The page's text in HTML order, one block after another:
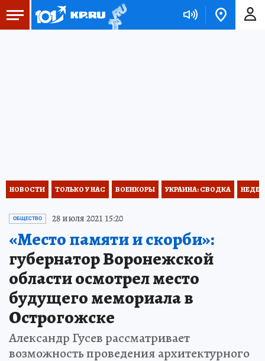
НОВОСТИ ТОЛЬКО У НАС ВОЕНКОРЫ УКРАИНА: СВОДКА
ОБЩЕСТВО 28 июля 2021 15:20
«Место памяти и скорби»:
губернатор Воронежской
области осмотрел место
будущего мемориала в
Острогожске
Александр Гусев рассматривает
возможность проведения архитектурного